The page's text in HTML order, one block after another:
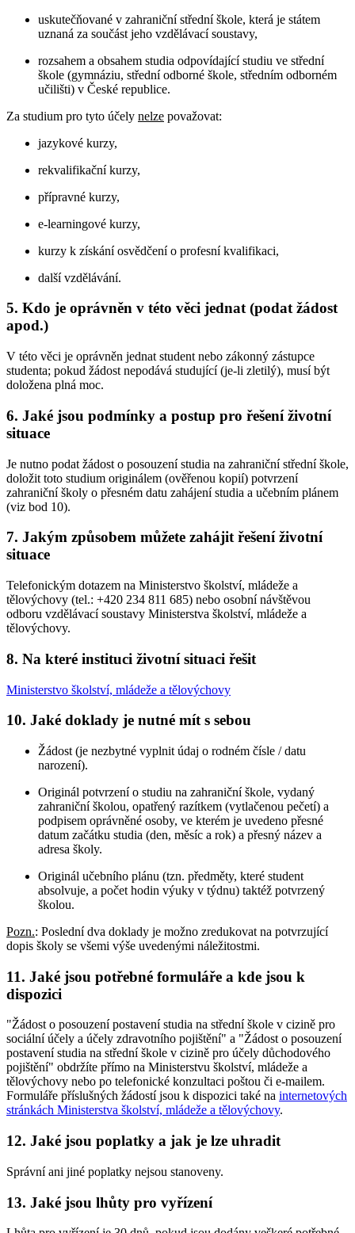
uskutečňované v zahraniční střední škole, která je státem
uznaná za součást jeho vzdělávací soustavy,
rozsahem a obsahem studia odpovídající studiu ve střední
škole (gymnáziu, střední odborné škole, středním odborném
učilišti) v České republice.
Za studium pro tyto účely nelze považovat:
jazykové kurzy,
rekvalifikační kurzy,
přípravné kurzy,
e-learningové kurzy,
kurzy k získání osvědčení o profesní kvalifikaci,
další vzdělávání.
5. Kdo je oprávněn v této věci jednat (podat žádost
apod.)
V této věci je oprávněn jednat student nebo zákonný zástupce
studenta; pokud žádost nepodává studující (je-li zletilý), musí být
doložena plná moc.
6. Jaké jsou podmínky a postup pro řešení životní
situace
Je nutno podat žádost o posouzení studia na zahraniční střední škole,
doložit toto studium originálem (ověřenou kopií) potvrzení
zahraniční školy o přesném datu zahájení studia a učebním plánem
(viz bod 10).
7. Jakým způsobem můžete zahájit řešení životní
situace
Telefonickým dotazem na Ministerstvo školství, mládeže a
tělovýchovy (tel.: +420 234 811 685) nebo osobní návštěvou
odboru vzdělávací soustavy Ministerstva školství, mládeže a
tělovýchovy.
8. Na které instituci životní situaci řešit
Ministerstvo školství, mládeže a tělovýchovy
10. Jaké doklady je nutné mít s sebou
Žádost (je nezbytné vyplnit údaj o rodném čísle / datu
narození).
Originál potvrzení o studiu na zahraniční škole, vydaný
zahraniční školou, opatřený razítkem (vytlačenou pečetí) a
podpisem oprávněné osoby, ve kterém je uvedeno přesné
datum začátku studia (den, měsíc a rok) a přesný název a
adresa školy.
Originál učebního plánu (tzn. předměty, které student
absolvuje, a počet hodin výuky v týdnu) taktéž potvrzený
školou.
Pozn.: Poslední dva doklady je možno zredukovat na potvrzující
dopis školy se všemi výše uvedenými náležitostmi.
11. Jaké jsou potřebné formuláře a kde jsou k
dispozici
"Žádost o posouzení postavení studia na střední škole v cizině pro
sociální účely a účely zdravotního pojištění" a "Žádost o posouzení
postavení studia na střední škole v cizině pro účely důchodového
pojištění" obdržíte přímo na Ministerstvu školství, mládeže a
tělovýchovy nebo po telefonické konzultaci poštou či e-mailem.
Formuláře příslušných žádostí jsou k dispozici také na internetových
stránkách Ministerstva školství, mládeže a tělovýchovy.
12. Jaké jsou poplatky a jak je lze uhradit
Správní ani jiné poplatky nejsou stanoveny.
13. Jaké jsou lhůty pro vyřízení